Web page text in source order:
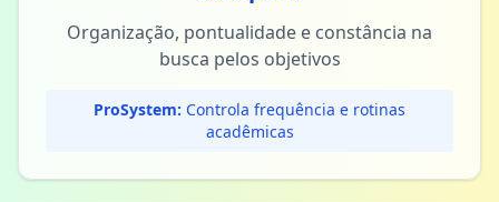
Organização, pontualidade e constância na
busca pelos objetivos
ProSystem: Controla frequência e rotinas
acadêmicas